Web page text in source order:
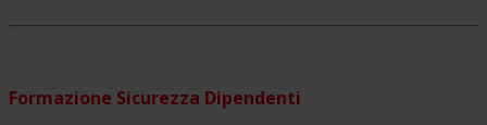
Formazione Sicurezza Dipendenti